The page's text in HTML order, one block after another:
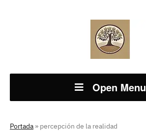
Open Menu
Portada » percepción de la realidad